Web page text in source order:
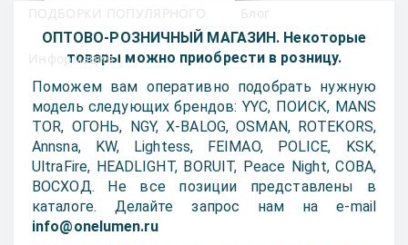
Время работы:
ПН-ПТ: 09:00 - 18:00
СБ-ВС: выходной
Предварительно согласуйте
свой приезд по телефону
Телефоны:
+7 499 391-83-00
+7 993 925-91-97
Наш e-mail:
info@onelumen.ru
ПОДБОРКИ ПОПУЛЯРНОГО Блог
Информация
ОПТОВО-РОЗНИЧНЫЙ МАГАЗИН. Некоторые
товары можно приобрести в розницу.
Поможем вам оперативно подобрать нужную
модель следующих брендов: YYC, ПОИСК, MANS
TOR, ОГОНЬ, NGY, X-BALOG, OSMAN, ROTEKORS,
Annsna, KW, Lightess, FEIMAO, POLICE, KSK,
UltraFire, HEADLIGHT, BORUIT, Peace Night, COBA,
ВОСХОД. Не все позиции представлены в
каталоге. Делайте запрос нам на e-mail
info@onelumen.ru